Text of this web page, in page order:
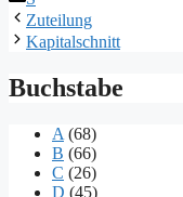
Zuteilung
Kapitalschnitt
Buchstabe
A (68)
B (66)
C (26)
D (45)